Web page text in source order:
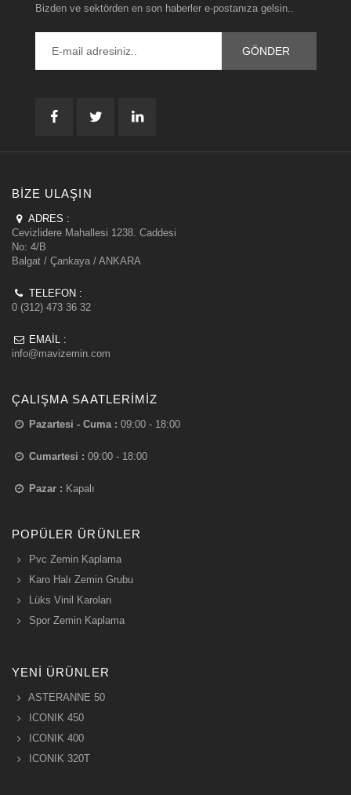
Bizden ve sektörden en son haberler e-postanıza gelsin..
BIZE ULAŞIN
ADRES :
Cevizlidere Mahallesi 1238. Caddesi
No: 4/B
Balgat / Çankaya / ANKARA
TELEFON :
0 (312) 473 36 32
EMAIL :
info@mavizemin.com
ÇALIŞMA SAATLERIMIZ
Pazartesi - Cuma : 09:00 - 18:00
Cumartesi : 09:00 - 18:00
Pazar : Kapalı
POPÜLER ÜRÜNLER
Pvc Zemin Kaplama
Karo Halı Zemin Grubu
Lüks Vinil Karoları
Spor Zemin Kaplama
YENI ÜRÜNLER
ASTERANNE 50
ICONIK 450
ICONIK 400
ICONIK 320T